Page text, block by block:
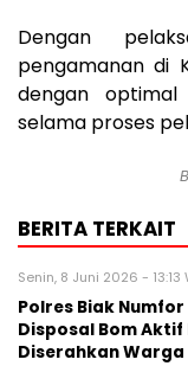
Dengan
pengamanan di
dengan
selama proses
BERITA TERKAIT
Senin, 8 Juni 2026 - 13:13
Polres Biak
Disposal Bom Aktif
Diserahkan Warga